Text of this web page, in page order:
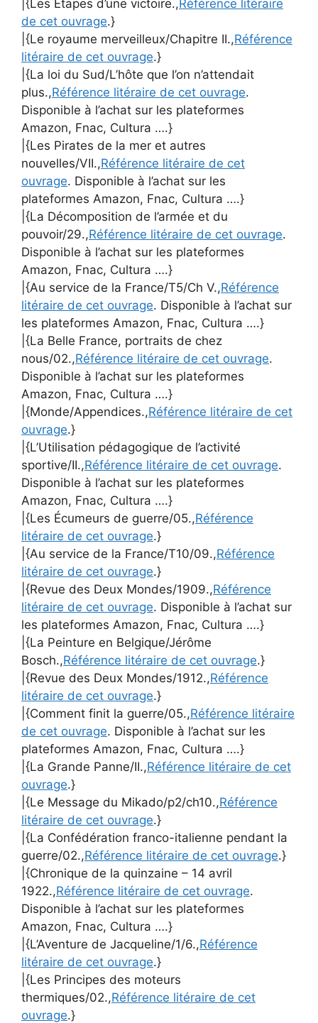
|{Les Etapes d’une victoire., Référence litéraire
de cet ouvrage.}
|{Le royaume merveilleux/Chapitre II.,Référence
litéraire de cet ouvrage.}
|{La loi du Sud/L’hôte que l’on n’attendait
plus.,Référence litéraire de cet ouvrage.
Disponible à l’achat sur les plateformes
Amazon, Fnac, Cultura ….}
|{Les Pirates de la mer et autres
nouvelles/VII.,Référence litéraire de cet
ouvrage. Disponible à l’achat sur les
plateformes Amazon, Fnac, Cultura ….}
|{La Décomposition de l’armée et du
pouvoir/29.,Référence litéraire de cet ouvrage.
Disponible à l’achat sur les plateformes
Amazon, Fnac, Cultura ….}
|{Au service de la France/T5/Ch V.,Référence
litéraire de cet ouvrage. Disponible à l’achat sur
les plateformes Amazon, Fnac, Cultura ….}
|{La Belle France, portraits de chez
nous/02.,Référence litéraire de cet ouvrage.
Disponible à l’achat sur les plateformes
Amazon, Fnac, Cultura ….}
|{Monde/Appendices.,Référence litéraire de cet
ouvrage.}
|{L’Utilisation pédagogique de l’activité
sportive/II.,Référence litéraire de cet ouvrage.
Disponible à l’achat sur les plateformes
Amazon, Fnac, Cultura ….}
|{Les Écumeurs de guerre/05.,Référence
litéraire de cet ouvrage.}
|{Au service de la France/T10/09.,Référence
litéraire de cet ouvrage.}
|{Revue des Deux Mondes/1909.,Référence
litéraire de cet ouvrage. Disponible à l’achat sur
les plateformes Amazon, Fnac, Cultura ….}
|{La Peinture en Belgique/Jérôme
Bosch.,Référence litéraire de cet ouvrage.}
|{Revue des Deux Mondes/1912.,Référence
litéraire de cet ouvrage.}
|{Comment finit la guerre/05.,Référence litéraire
de cet ouvrage. Disponible à l’achat sur les
plateformes Amazon, Fnac, Cultura ….}
|{La Grande Panne/II.,Référence litéraire de cet
ouvrage.}
|{Le Message du Mikado/p2/ch10.,Référence
litéraire de cet ouvrage.}
|{La Confédération franco-italienne pendant la
guerre/02.,Référence litéraire de cet ouvrage.}
|{Chronique de la quinzaine – 14 avril
1922.,Référence litéraire de cet ouvrage.
Disponible à l’achat sur les plateformes
Amazon, Fnac, Cultura ….}
|{L’Aventure de Jacqueline/1/6.,Référence
litéraire de cet ouvrage.}
|{Les Principes des moteurs
thermiques/02.,Référence litéraire de cet
ouvrage.}